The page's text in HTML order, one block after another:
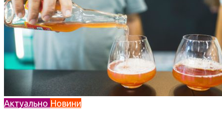
Актуально Новини